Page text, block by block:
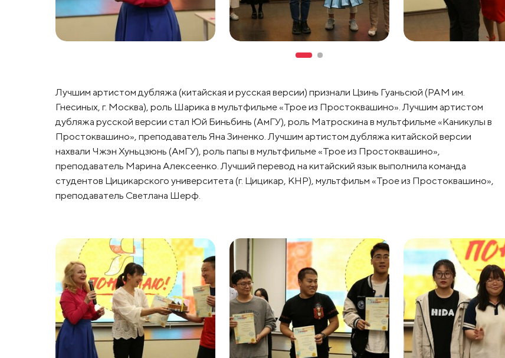
Лучшим артистом дубляжа (китайская и русская версии) признали Цзинь Гуаньсюй (РАМ им.
Гнесиных, г. Москва), роль Шарика в мультфильме «Трое из Простоквашино». Лучшим артистом
дубляжа русской версии стал Юй Биньбинь (АмГУ), роль Матроскина в мультфильме «Каникулы в
Простоквашино», преподаватель Яна Зиненко. Лучшим артистом дубляжа китайской версии
нахвали Чжэн Хуньцзюнь (АмГУ), роль папы в мультфильме «Трое из Простоквашино»,
преподаватель Марина Алексеенко. Лучший перевод на китайский язык выполнила команда
студентов Цицикарского университета (г. Цицикар, КНР), мультфильм «Трое из Простоквашино»,
преподаватель Светлана Шерф.